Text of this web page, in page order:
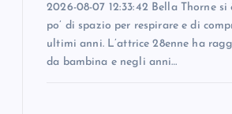
2026-08-07 12:33:42 Bella Thorne si
po’ di spazio per respirare e di
ultimi anni. L’attrice 28enne ha
da bambina e negli anni…